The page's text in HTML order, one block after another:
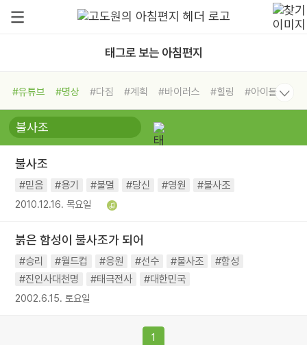
태그로 보는 아침편지
#유튜브 #명상 #다짐 #계획 #바이러스 #힐링
#아이들
#비전캠프
#독서캠프 #삶
#희망
#나눔 #친구 #링컨학교
#독서
#건강
불사조
#믿음 #용기 #불멸 #당신 #영원 #불사조
2010.12.16. 목요일
붉은 함성이 불사조가 되어
#승리 #월드컵 #응원 #선수 #불사조
#함성
#진인사대천명
#태극전사 #대한민국
2002.6.15. 토요일
1